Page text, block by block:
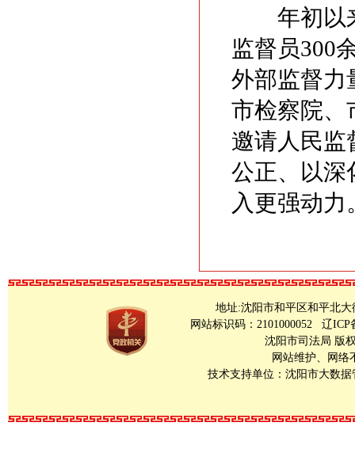
年初以来
监督员300
外部监督力
市检察院、
邀请人民监
公正、以深
入更强动力
地址:沈阳市和平区和平北大
网站标识码：2101000052 辽ICP
沈阳市司法局 版
网站维护、网络
技术支持单位：沈阳市大数